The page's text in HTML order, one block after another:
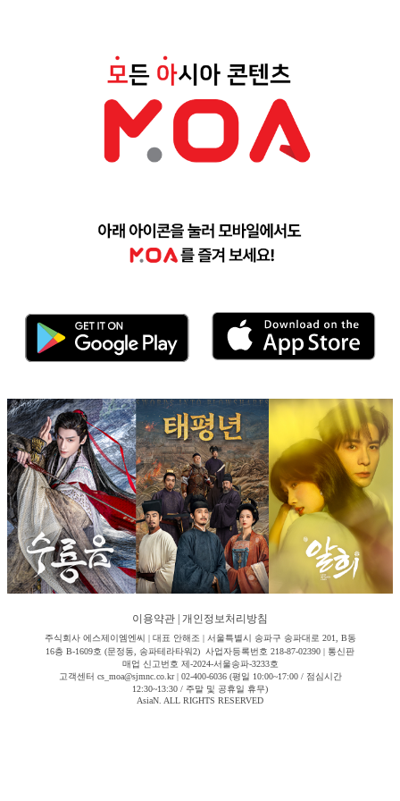
이용약관 개인정보처리방침
주식회사 에스제이엠엔씨 | 대표 안해조 | 서울특별시 송파구 송파대로 201, B동
16층 B-1609호 (문정동, 송파테라타워2) 사업자등록번호 218-87-02390 | 통신판
매업 신고번호 제-2024-서울송파-3233호
고객센터 cs_moa@sjmnc.co.kr | 02-400-6036 (평일 10:00~17:00 / 점심시간
12:30~13:30 / 주말 및 공휴일 휴무)
AsiaN. ALL RIGHTS RESERVED